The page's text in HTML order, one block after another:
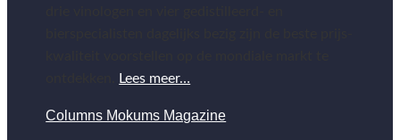
Lees meer…
Columns Mokums Magazine